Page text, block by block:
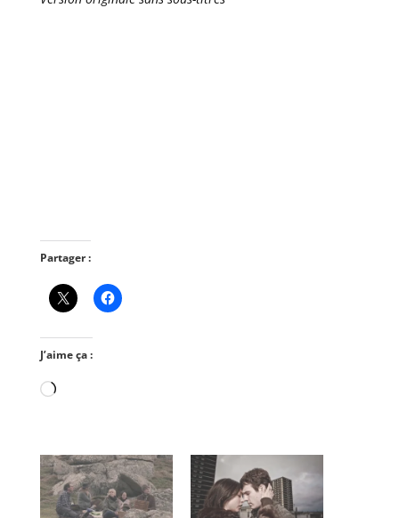
Partager :
J’aime ça :
Chargement…